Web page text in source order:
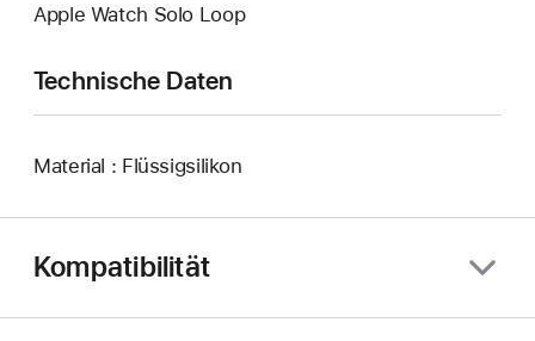
Apple Watch Solo Loop
Technische Daten
Material : Flüssigsilikon
Kompatibilität